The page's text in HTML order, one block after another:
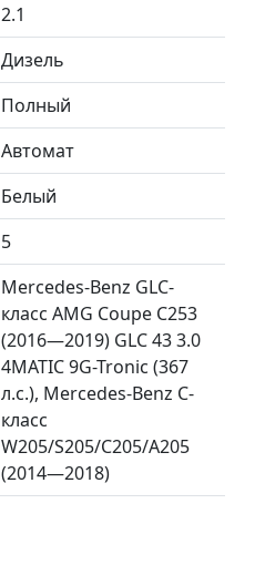
2.1
Дизель
Полный
Автомат
Белый
5
Mercedes-Benz GLC-
класс AMG Coupe C253
(2016—2019) GLC 43 3.0
4MATIC 9G-Tronic (367
л.с.), Mercedes-Benz C-
класс
W205/S205/C205/A205
(2014—2018)